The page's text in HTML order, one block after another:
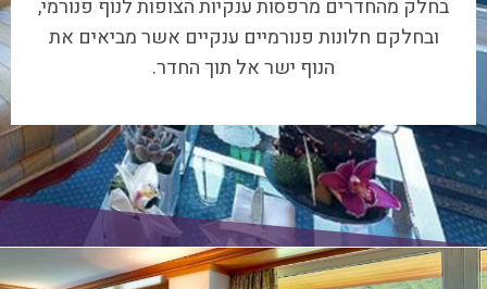
ובחלקם חלונות פנורמיים ענקיים אשר מביאים את
הנוף ישר אל תוך החדר.